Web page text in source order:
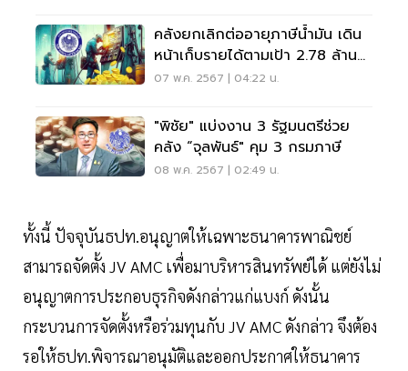
คลังยกเลิกต่ออายุภาษีน้ำมัน เดิน
หน้าเก็บรายได้ตามเป้า 2.78 ล้าน
ล้านบาท
07 พ.ค. 2567 | 04:22 น.
"พิชัย" แบ่งงาน 3 รัฐมนตรีช่วย
คลัง “จุลพันธ์" คุม 3 กรมภาษี
08 พ.ค. 2567 | 02:49 น.
ทั้งนี้ ปัจจุบันธปท.อนุญาตให้เฉพาะธนาคารพาณิชย์
สามารถจัดตั้ง JV AMC เพื่อมาบริหารสินทรัพย์ได้ แต่ยังไม่
อนุญาตการประกอบธุรกิจดังกล่าวแก่แบงก์ ดังนั้น
กระบวนการจัดตั้งหรือร่วมทุนกับ JV AMC ดังกล่าว จึงต้อง
รอให้ธปท.พิจารณาอนุมัติและออกประกาศให้ธนาคาร